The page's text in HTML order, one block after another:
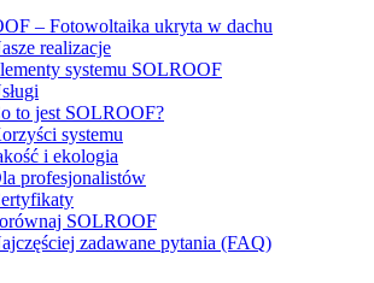
– Fotowoltaika ukryta w dachu
realizacje
systemu SOLROOF
to jest SOLROOF?
systemu
i ekologia
profesjonalistów
SOLROOF
zadawane pytania (FAQ)